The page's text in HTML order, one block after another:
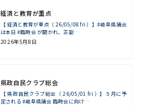
経済と教育が重点
【 経済と教育が重点（ 26/05/08 fri ）】#岐阜県議会
は本日 #臨時会 が開かれ、正副…
2026年5月8日
県政自民クラブ総会
【 県政自民クラブ総会（ 26/05/01 fri ）】５月に予
定される #岐阜県議会 臨時会に向け…